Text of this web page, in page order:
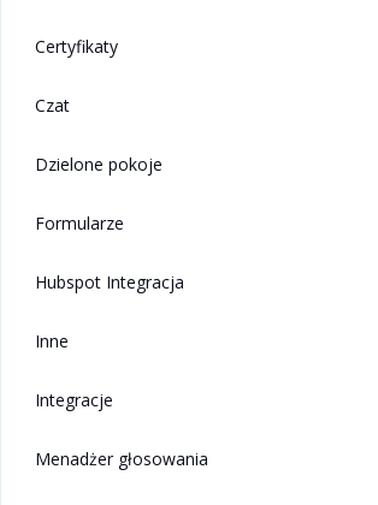
Certyfikaty
Czat
Dzielone pokoje
Formularze
Hubspot Integracja
Inne
Integracje
Menadżer głosowania